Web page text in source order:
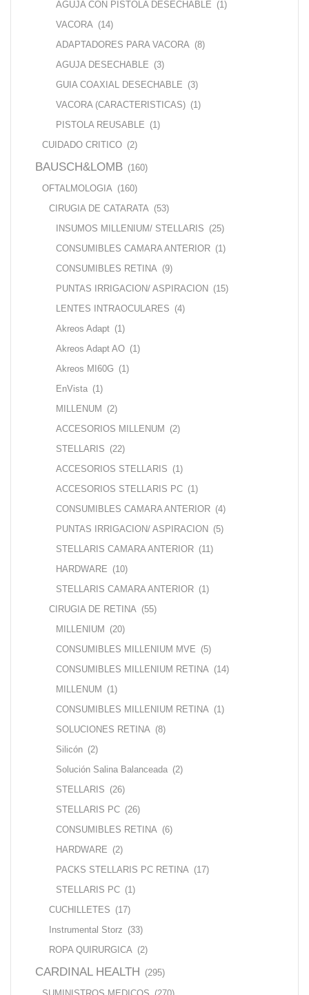
AGUJA CON PISTOLA DESECHABLE (1)
VACORA (14)
ADAPTADORES PARA VACORA (8)
AGUJA DESECHABLE (3)
GUIA COAXIAL DESECHABLE (3)
VACORA (CARACTERISTICAS) (1)
PISTOLA REUSABLE (1)
CUIDADO CRITICO (2)
BAUSCH&LOMB (160)
OFTALMOLOGIA (160)
CIRUGIA DE CATARATA (53)
INSUMOS MILLENIUM/ STELLARIS (25)
CONSUMIBLES CAMARA ANTERIOR (1)
CONSUMIBLES RETINA (9)
PUNTAS IRRIGACION/ ASPIRACION (15)
LENTES INTRAOCULARES (4)
Akreos Adapt (1)
Akreos Adapt AO (1)
Akreos MI60G (1)
EnVista (1)
MILLENUM (2)
ACCESORIOS MILLENUM (2)
STELLARIS (22)
ACCESORIOS STELLARIS (1)
ACCESORIOS STELLARIS PC (1)
CONSUMIBLES CAMARA ANTERIOR (4)
PUNTAS IRRIGACION/ ASPIRACION (5)
STELLARIS CAMARA ANTERIOR (11)
HARDWARE (10)
STELLARIS CAMARA ANTERIOR (1)
CIRUGIA DE RETINA (55)
MILLENIUM (20)
CONSUMIBLES MILLENIUM MVE (5)
CONSUMIBLES MILLENIUM RETINA (14)
MILLENUM (1)
CONSUMIBLES MILLENIUM RETINA (1)
SOLUCIONES RETINA (8)
Silicón (2)
Solución Salina Balanceada (2)
STELLARIS (26)
STELLARIS PC (26)
CONSUMIBLES RETINA (6)
HARDWARE (2)
PACKS STELLARIS PC RETINA (17)
STELLARIS PC (1)
CUCHILLETES (17)
Instrumental Storz (33)
ROPA QUIRURGICA (2)
CARDINAL HEALTH (295)